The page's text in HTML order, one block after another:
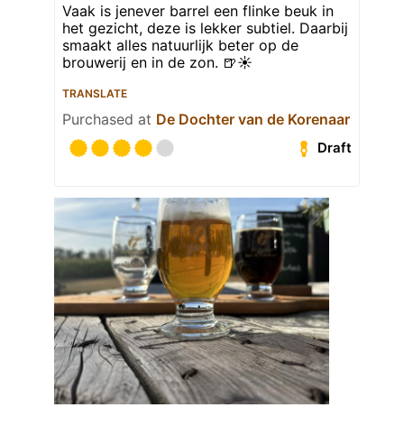
Vaak is jenever barrel een flinke beuk in
het gezicht, deze is lekker subtiel. Daarbij
smaakt alles natuurlijk beter op de
brouwerij en in de zon. 🍺☀️
TRANSLATE
Purchased at De Dochter van de Korenaar
Draft